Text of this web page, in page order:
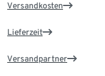
Versandkosten
Lieferzeit
Versandpartner